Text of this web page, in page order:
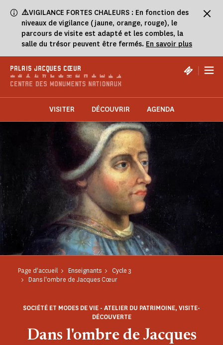
⚠️VIGILANCE FORTES CHALEURS : En fonction des
niveaux de vigilance (jaune, orange, rouge), le
parcours de visite est adapté et les combles, la
salle du trésor peuvent être fermés. En savoir plus
PALAIS JACQUES CŒUR |
VISITER DÉCOUVRIR AGENDA
Page d'accueil Enseignants
Cycle 3
Dans l'ombre de Jacques Cœur
Dans l'ombre de Jacques
SOCIÉTÉ ET MODES DE VIE - ATELIER DU PATRIMOINE, VISITE-
DÉCOUVERTE